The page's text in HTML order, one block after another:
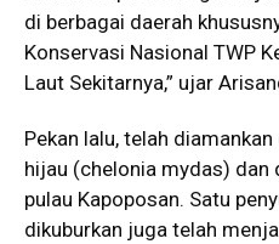
di berbagai daerah
Konservasi Nasional TWP
Laut Sekitarnya,” ujar
Pekan lalu, telah
hijau (chelonia mydas) dan
pulau Kapoposan. Satu
dikuburkan juga telah